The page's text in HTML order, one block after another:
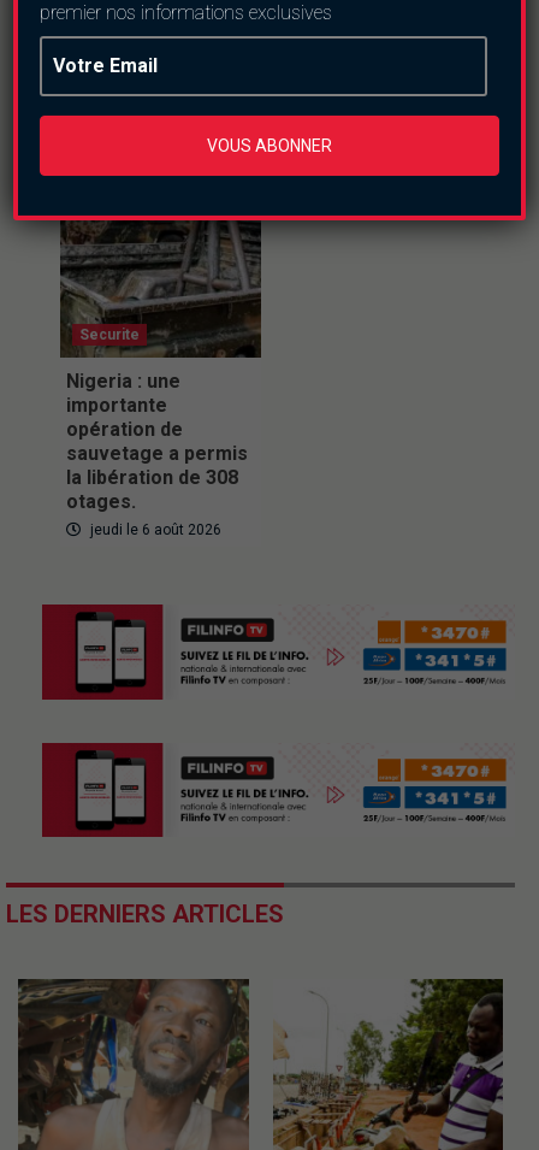
nombreux défis
Securite
Nigeria : une
importante
opération de
sauvetage a permis
la libération de 308
otages.
jeudi le 6 août 2026
LES DERNIERS ARTICLES
premier nos informations exclusives
VOUS ABONNER